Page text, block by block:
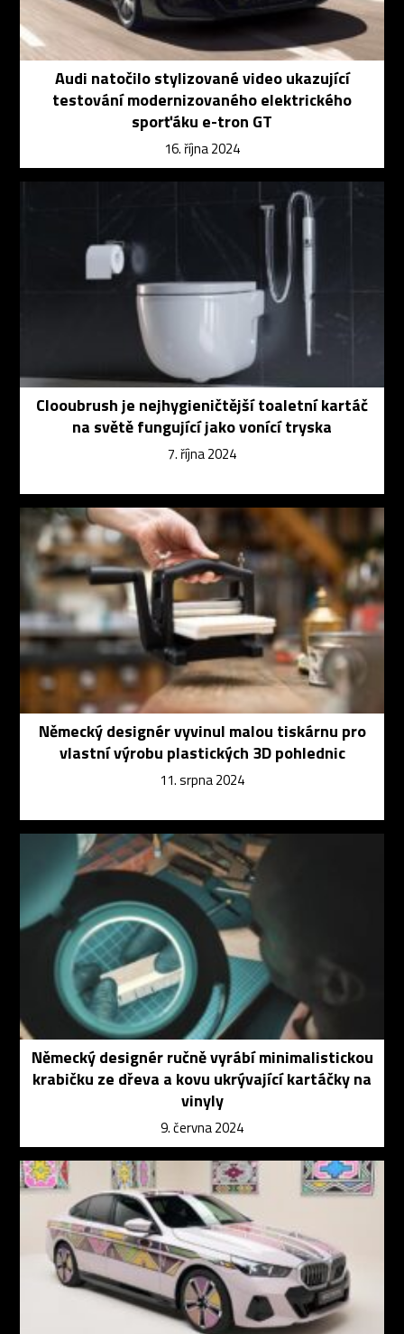
Audi natočilo stylizované video ukazující
testování modernizovaného elektrického
sporťáku e-tron GT
16. října 2024
Clooubrush je nejhygieničtější toaletní kartáč
na světě fungující jako vonící tryska
7. října 2024
Německý designér vyvinul malou tiskárnu pro
vlastní výrobu plastických 3D pohlednic
11. srpna 2024
Německý designér ručně vyrábí minimalistickou
krabičku ze dřeva a kovu ukrývající kartáčky na
vinyly
9. června 2024